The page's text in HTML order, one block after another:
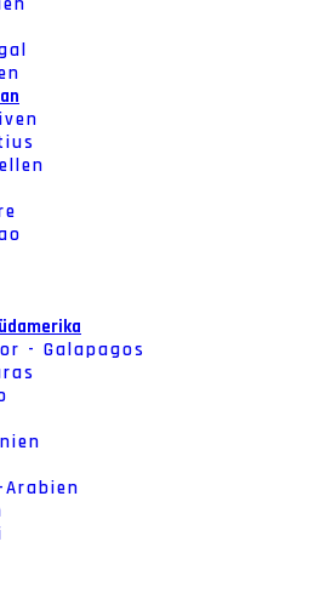
- Galapagos